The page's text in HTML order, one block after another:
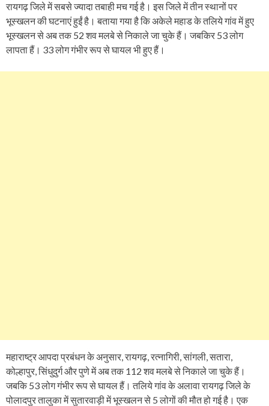
रायगढ़ जिले में सबसे ज्यादा तबाही मच गई है। इस जिले में तीन स्थानों पर
भूस्खलन की घटनाएं हुईं है। बताया गया है कि अकेले महाड के तलिये गांव में हुए
भूस्खलन से अब तक 52 शव मलबे से निकाले जा चुके हैं। जबकिर 53 लोग
लापता हैं। 33 लोग गंभीर रूप से घायल भी हुए हैं।
महाराष्ट्र आपदा प्रबंधन के अनुसार, रायगढ़, रत्नागिरी, सांगली, सतारा,
कोल्हापुर, सिंधुदुर्ग और पुणे में अब तक 112 शव मलबे से निकाले जा चुके हैं।
जबकि 53 लोग गंभीर रूप से घायल हैं। तलिये गांव के अलावा रायगढ़ जिले के
पोलादपुर तालुका में सुतारवाड़ी में भूस्खलन से 5 लोगों की मौत हो गई है। एक